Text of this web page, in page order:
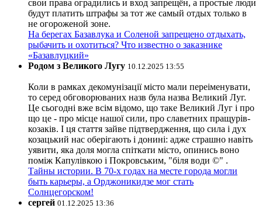
свои права оградились и вход запрещён, а простые люди
будут платить штрафы за тот же самый отдых только в
не огороженой зоне.
На берегах Базавлука и Соленой запрещено отдыхать,
рыбачить и охотиться? Что известно о заказнике
«Базавлуцкий»
Родом з Великого Лугу 10.12.2025 13:55
Коли в рамках декомунізації місто мали переіменувати,
то серед обговорюваних назв була назва Великий Луг.
Це сьогодні вже всім відомо, що таке Великий Луг і про
що це - про місце нашої сили, про славетних пращурів-
козаків. І ця стаття зайве підтвердження, що сила і дух
козацький нас оберігають і донині: адже страшно навіть
уявити, яка доля могла спіткати місто, опинись воно
поміж Капулівкою і Покровським, "біля води ©" .
Тайны истории. В 70-х годах на месте города могли
быть карьеры, а Орджоникидзе мог стать
Солнцегорском!
сергей 01.12.2025 13:36